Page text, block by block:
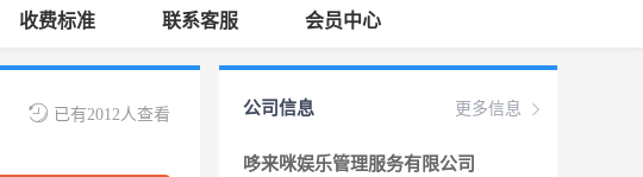
收费标准 联系客服 会员中心
已有2012人查看 更多信息
公司信息
哆来咪娱乐管理服务有限公司